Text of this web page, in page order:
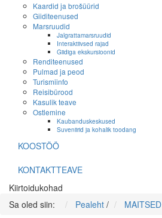
Kaardid ja brošüürid
Giiditeenused
Marsruudid
Jalgrattamarsruudid
Interaktiivsed rajad
Giidiga ekskursioonid
Renditeenused
Pulmad ja peod
Turismiinfo
Reisibürood
Kasulik teave
Ostlemine
Kaubanduskeskused
Suveniirid ja kohalik toodang
KOOSTÖÖ
KONTAKTTEAVE
Kiirtoidukohad
Sa oled siin:
Pealeht / MAITSED